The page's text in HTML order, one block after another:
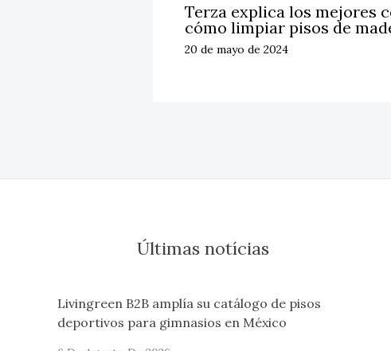
Terza explica los mejores
cómo limpiar pisos de
20 de mayo de 2024
Últimas notícias
Livingreen B2B amplía su catálogo de pisos
deportivos para gimnasios en México